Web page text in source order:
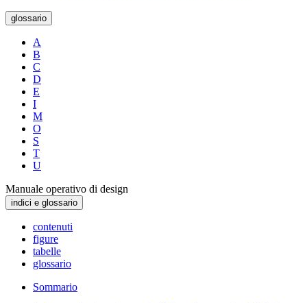
glossario
A
B
C
D
E
I
M
O
S
T
U
Manuale operativo di design
indici e glossario
contenuti
figure
tabelle
glossario
Sommario